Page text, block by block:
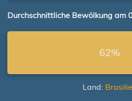
Durchschnittliche Bewölkung am
62%
Land: